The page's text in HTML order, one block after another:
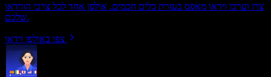
צרו וערכו וידאו מאפס בעזרת כלים חכמים. אולפן אחד לכל צרכי הווידאו
שלכם.
צפו באולפן וידאו